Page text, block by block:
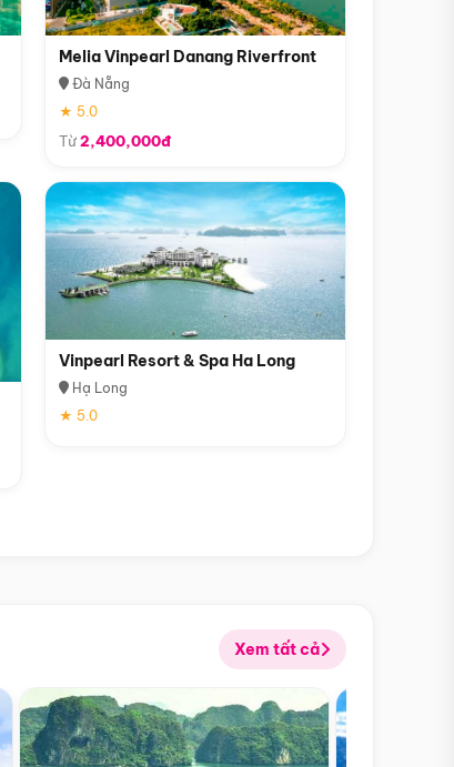
Melia Vinpearl Danang Riverfront
Đà Nẵng
★ 5.0
Từ2,400,000đ
Vinpearl Resort & Spa Ha Long
Hạ Long
★ 5.0
Xem tất cả